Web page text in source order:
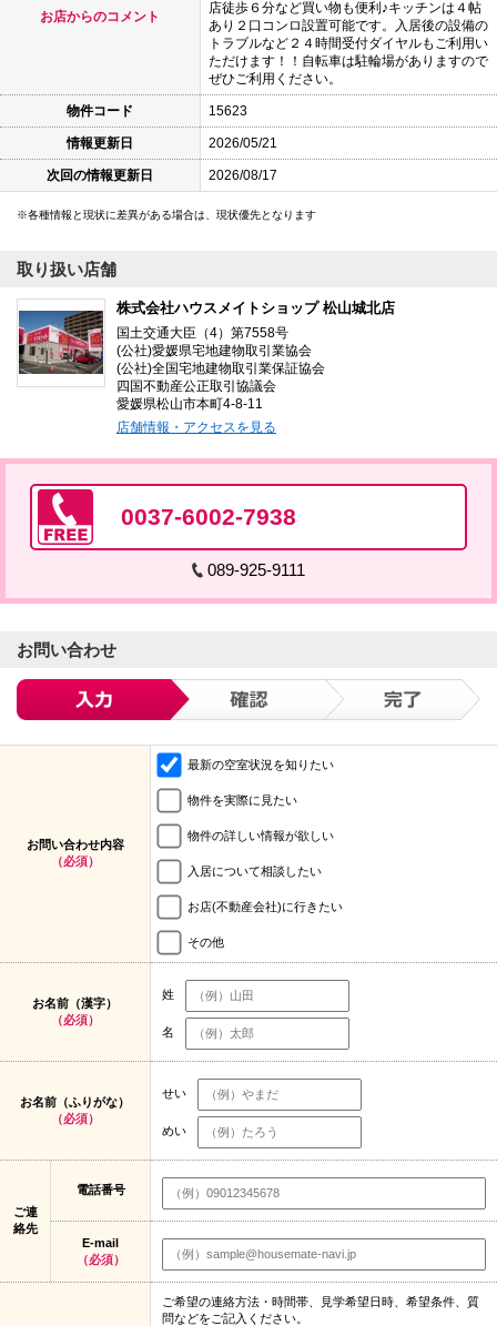
お店からのコメント
店徒歩６分など買い物も便利♪キッチンは４帖
あり２口コンロ設置可能です。入居後の設備の
トラブルなど２４時間受付ダイヤルもご利用い
ただけます！！自転車は駐輪場がありますので
ぜひご利用ください。
物件コード 15623
情報更新日 2026/05/21
次回の情報更新日 2026/08/17
各種情報と現状に差異がある場合は、現状優先となります
取り扱い店舗
株式会社ハウスメイトショップ 松山城北店
国土交通大臣（4）第7558号
(公社)愛媛県宅地建物取引業協会
(公社)全国宅地建物取引業保証協会
四国不動産公正取引協議会
愛媛県松山市本町4-8-11
店舗情報・アクセスを見る
0037-6002-7938
089-925-9111
お問い合わせ
お問い合わせ内容
（必須）
最新の空室状況を知りたい
物件を実際に見たい
物件の詳しい情報が欲しい
入居について相談したい
お店(不動産会社)に行きたい
その他
お名前（漢字）
（必須）
姓
名
お名前（ふりがな）
（必須）
せい
めい
ご連
絡先
電話番号
E-mail
（必須）
ご希望の連絡方法・時間帯、見学希望日時、希望条件、質
問などをご記入ください。